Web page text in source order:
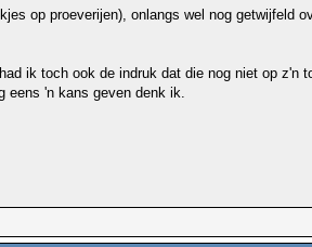
op proeverijen), onlangs wel nog
ik toch ook de indruk dat die nog niet op
eens 'n kans geven denk ik.